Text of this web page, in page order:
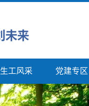
生工风采 党建专区